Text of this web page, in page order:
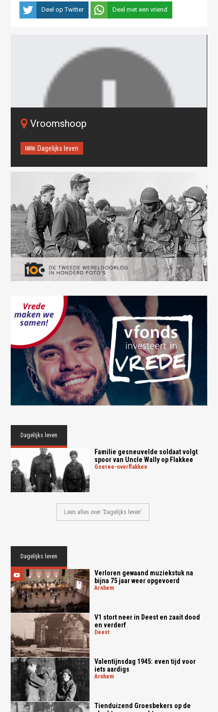
Deel op Twitter Deel met een vriend
Oops! Something went
wrong.
This page didn't load Google Maps correctly. See the
JavaScript console for technical details.
Vroomshoop
Dagelijks leven
Dagelijks leven
Familie gesneuvelde soldaat volgt
spoor van Uncle Wally op Flakkee
goeree-overflakkee
Lees alles over 'Dagelijks leven'
Dagelijks leven
Verloren gewaand muziekstuk na
bijna 75 jaar weer opgevoerd
arnhem
V1 stort neer in Deest en zaait dood
en verderf
deest
Valentijnsdag 1945: even tijd voor
iets aardigs
arnhem
Tienduizend Groesbekers op de